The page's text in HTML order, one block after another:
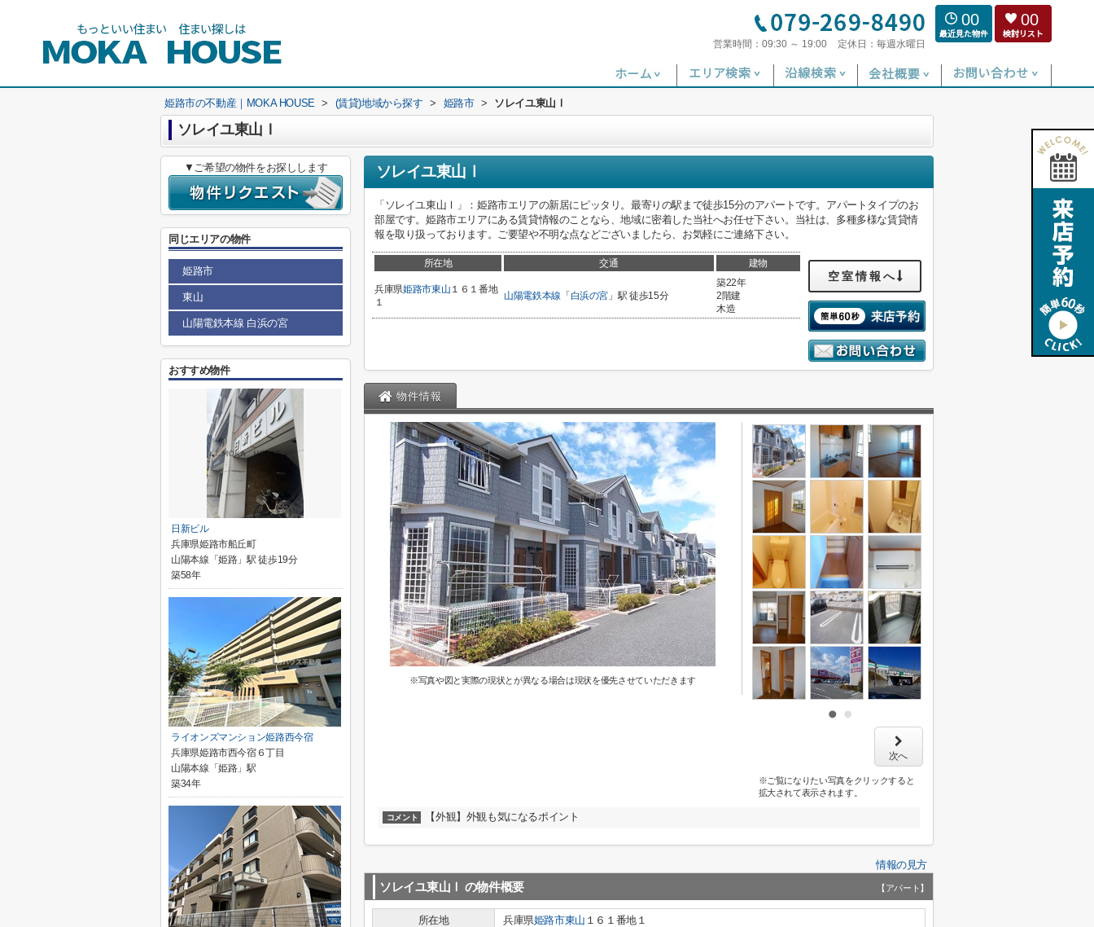
営業時間： 09:30 ～ 19:00 定休日： 毎週水曜日
00 00
姫路市の不動産｜MOKA HOUSE > (賃貸)地域から探す > 姫路市 > ソレイユ東山Ⅰ
ソレイユ東山Ⅰ
ソレイユ東山Ⅰ
「ソレイユ東山Ⅰ」：姫路市エリアの新居にピッタリ。最寄りの駅まで徒歩15分のアパートです。アパートタイプのお
部屋です。姫路市エリアにある賃貸情報のことなら、地域に密着した当社へお任せ下さい。当社は、多種多様な賃貸情
報を取り扱っております。ご要望や不明な点などございましたら、お気軽にご連絡下さい。
所在地 交通 建物
兵庫県姫路市東山 １６１番地
１
山陽電鉄本線 「 白浜の宮 」駅 徒歩15分
築22年
2階建
木造
空室情報へ
物件情報
※写真や図と実際の現状とが異なる場合は現状を優先させていただきます
次へ
※ご覧になりたい写真をクリックすると
拡大されて表示されます。
コメント 【外観】外観も気になるポイント
情報の見方
ソレイユ東山Ⅰ の物件概要 【アパート】
所在地 兵庫県姫路市東山 １６１番地１
▼ご希望の物件をお探しします
同じエリアの物件
姫路市
東山
山陽電鉄本線 白浜の宮
おすすめ物件
日新ビル
兵庫県姫路市船丘町
山陽本線「姫路」駅 徒歩19分
築58年
ライオンズマンション姫路西今宿
兵庫県姫路市西今宿６丁目
山陽本線「姫路」駅
築34年